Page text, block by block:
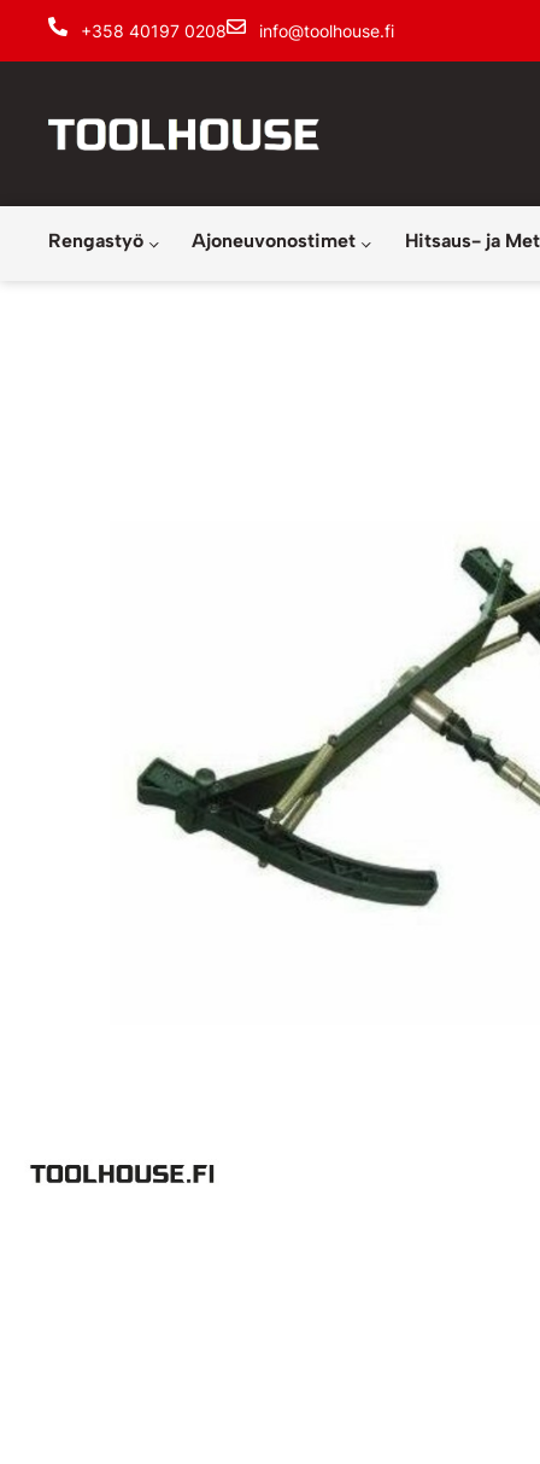
+358 40197 0208 info@toolhouse.fi
Rengastyö Ajoneuvonostimet Hitsaus- ja